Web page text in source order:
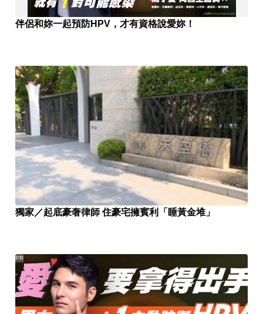
伴侶和妳一起預防HPV，才有資格說愛妳！
獨家／起底豪奢律師 住豪宅擁賓利「睡黃金堆」
PR